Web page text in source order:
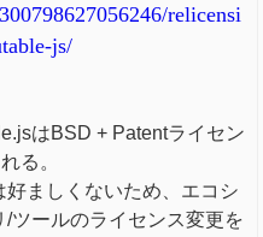
relicensi
js/
はBSD + Patentライセン
る。
ましくないため、エコシ
ツールのライセンス変更を